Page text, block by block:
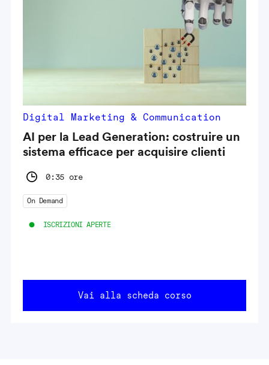
Digital Marketing & Communication
AI per la Lead Generation: costruire un
sistema efficace per acquisire clienti
0:35 ore
On Demand
ISCRIZIONI APERTE
Vai alla scheda corso